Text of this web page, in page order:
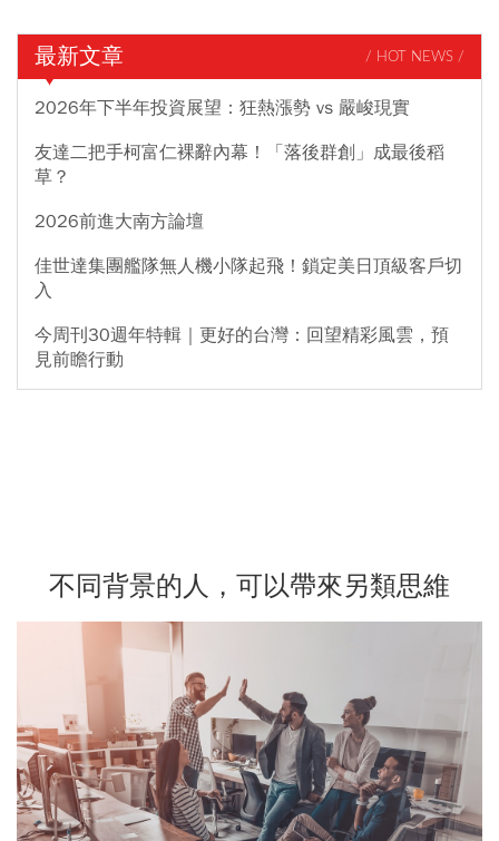
最新文章 / HOT NEWS /
2026年下半年投資展望：狂熱漲勢 vs 嚴峻現實
友達二把手柯富仁裸辭內幕！「落後群創」成最後稻
草？
2026前進大南方論壇
佳世達集團艦隊無人機小隊起飛！鎖定美日頂級客戶切
入
今周刊30週年特輯｜更好的台灣：回望精彩風雲，預
見前瞻行動
不同背景的人，可以帶來另類思維